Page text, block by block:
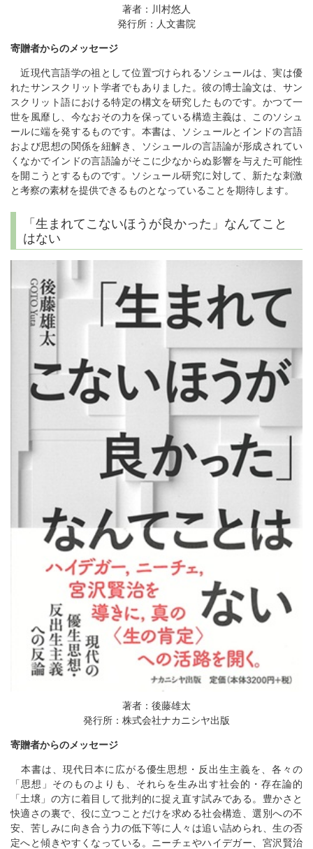
著者：川村悠人
発行所：人文書院
寄贈者からのメッセージ
近現代言語学の祖として位置づけられるソシュールは、実は優
れたサンスクリット学者でもありました。彼の博士論文は、サン
スクリット語における特定の構文を研究したものです。かつて一
世を風靡し、今なおその力を保っている構造主義は、このソシュ
ールに端を発するものです。本書は、ソシュールとインドの言語
および思想の関係を紐解き、ソシュールの言語論が形成されてい
くなかでインドの言語論がそこに少なからぬ影響を与えた可能性
を開こうとするものです。ソシュール研究に対して、新たな刺激
と考察の素材を提供できるものとなっていることを期待します。
「生まれてこないほうが良かった」なんてこと
はない
著者：後藤雄太
発行所：株式会社ナカニシヤ出版
寄贈者からのメッセージ
本書は、現代日本に広がる優生思想・反出生主義を、各々の
「思想」そのものよりも、それらを生み出す社会的・存在論的
「土壌」の方に着目して批判的に捉え直す試みである。豊かさと
快適さの裏で、役に立つことだけを求める社会構造、選別への不
安、苦しみに向き合う力の低下等に人々は追い詰められ、生の否
定へと傾きやすくなっている。ニーチェやハイデガー、宮沢賢治